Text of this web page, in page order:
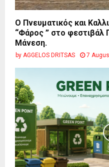
Ο Πνευματικός και
“Φάρος ” στο φεστιβάλ
Μάνεση.
by AGGELOS DRITSAS 7